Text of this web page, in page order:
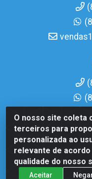
O nosso site coleta
terceiros para
personalizada ao
relevante de
qualidade do nosso
Aceitar
Casa Norte LTDA - Av.
Sept Rosado,